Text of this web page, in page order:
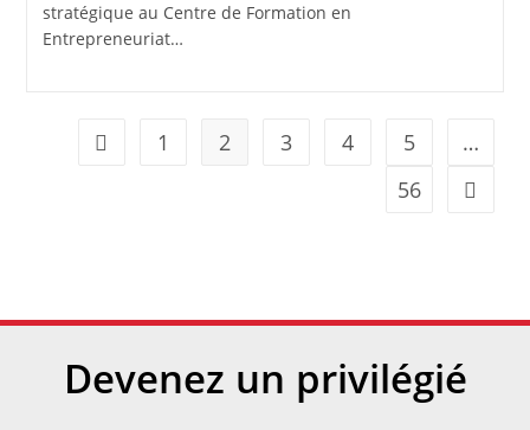
stratégique au Centre de Formation en
Entrepreneuriat…
1 2 3 4 5
…
56
Devenez un privilégié